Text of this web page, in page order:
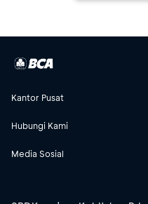
Kantor Pusat
Hubungi Kami
Media Sosial